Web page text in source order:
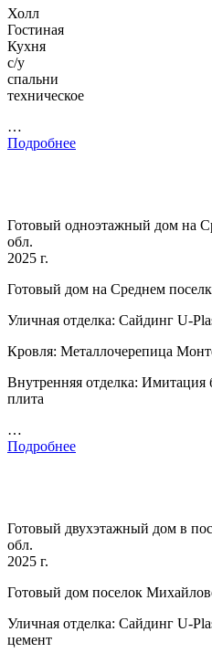
Холл
Гостиная
Кухня
с/у
спальни
техническое
…
Подробнее
Готовый одноэтажный дом на
обл.
2025 г.
Готовый дом на Среднем
Уличная отделка: Сайдинг U-
Кровля: Металлочерепица
Внутренняя отделка: Имитация
плита
…
Подробнее
Готовый двухэтажный дом в
обл.
2025 г.
Готовый дом поселок
Уличная отделка: Сайдинг U-
цемент